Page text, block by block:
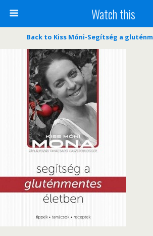
Watch this
Back to Kiss Móni-Segítség a